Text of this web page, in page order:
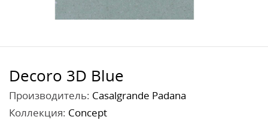
Decoro 3D Blue
Производитель: Casalgrande Padana
Коллекция: Concept